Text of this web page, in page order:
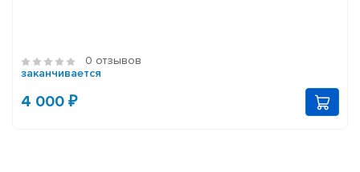
0 отзывов
заканчивается
4 000 ₽